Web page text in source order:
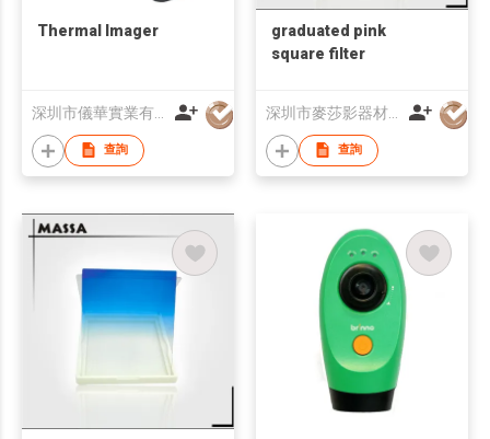
Thermal Imager
查詢
graduated pink
square filter
深圳市麥莎影器材有限公司
查詢